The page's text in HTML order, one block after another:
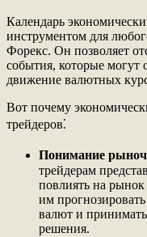
Календарь
инструментом для
Форекс. Он позволяет
события, которые могут
движение валютных
Вот почему
трейдеров⁚
Понимание
трейдерам
повлиять на
им
валют и
решения.